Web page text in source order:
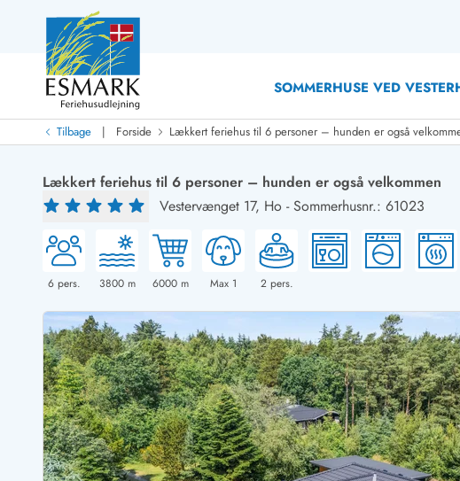
SOMMERHUSE VED
Last Minute
Last minute
Nyheder
Nyheder hos Esmark Med swimmingpool Sommerhuse med hund
Nyrenoverede sommerhuse
Sommerhuse med slutrengøring inklusive
Sommerhuse tæt ved vandet
Nybyggede sommerhuse
Sommerhuse med sauna
Røgfrie/ikke-ryger sommerhuse
Sommerhuse med udsigt
Sommerhuse med spa
Sommerhuse med fredagsskift
Sommerhuse med lørdagsskift
Sommerhuse med
Sommerhuse med
Sommerhuse med
Feriehuse med
Luksussommerhuse
Sommerhuse med
Sommerhuse for 2
Sommerhuse for 4
Sommerhuse for 6
Sommerhuse for 8
Tilbage | Forside Lækkert feriehus til 6 personer – hunden er også
Lækkert feriehus til 6 personer – hunden er også velkommen
Vestervænget 17, Ho -Sommerhusnr.: 61023
6pers. 3800m 6000m Max 1 2pers.